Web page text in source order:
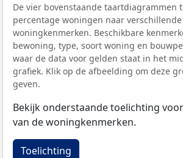
De vier bovenstaande taartdiagrammen
percentage woningen naar verschillende
woningkenmerken. Beschikbare
bewoning, type, soort woning en
waar de data voor gelden staat in het
grafiek. Klik op de afbeelding om deze
geven.
Bekijk onderstaande toelichting
van de woningkenmerken.
Toelichting